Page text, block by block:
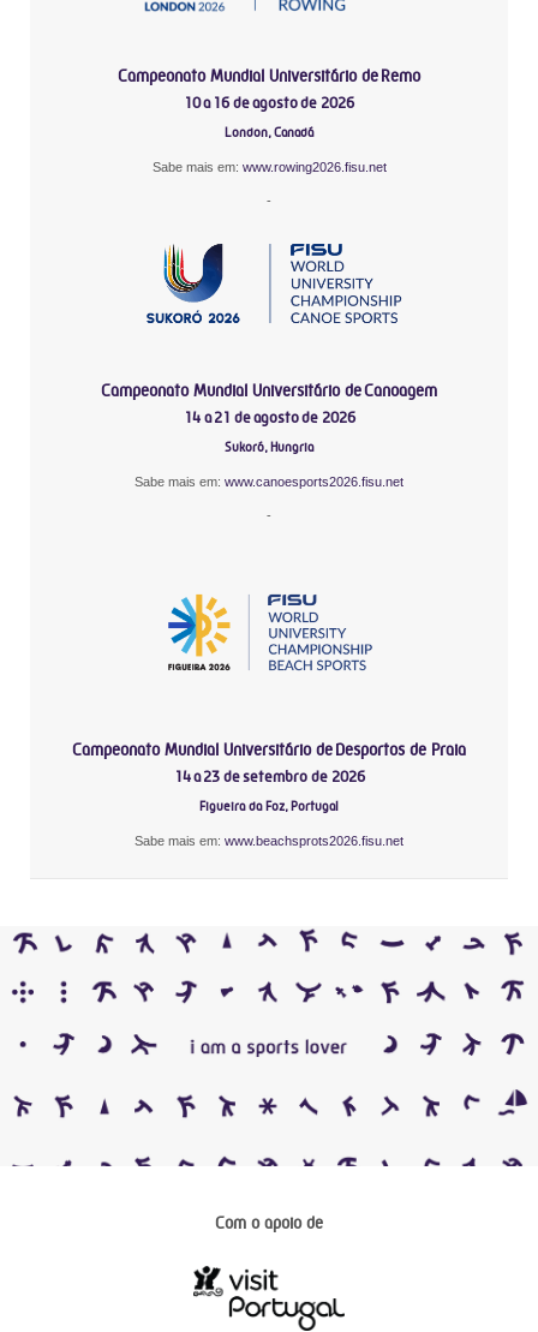
Campeonato Mundial Universitário de Remo
10 a 16 de agosto de 2026
London, Canadá
Sabe mais em: www.rowing2026.fisu.net
-
Campeonato Mundial Universitário de Canoagem
14 a 21 de agosto de 2026
Sukoró, Hungria
Sabe mais em: www.canoesports2026.fisu.net
-
Campeonato Mundial Universitário de Desportos de Praia
14 a 23 de setembro de 2026
Figueira da Foz, Portugal
Sabe mais em: www.beachsprots2026.fisu.net
Com o apoio de